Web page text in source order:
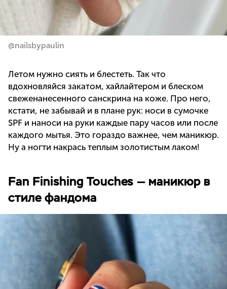
@nailsbypaulin
Летом нужно сиять и блестеть. Так что
вдохновляйся закатом, хайлайтером и блеском
свеженанесенного санскрина на коже. Про него,
кстати, не забывай и в плане рук: носи в сумочке
SPF и наноси на руки каждые пару часов или после
каждого мытья. Это гораздо важнее, чем маникюр.
Ну а ногти накрась теплым золотистым лаком!
Fan Finishing Touches — маникюр в
стиле фандома